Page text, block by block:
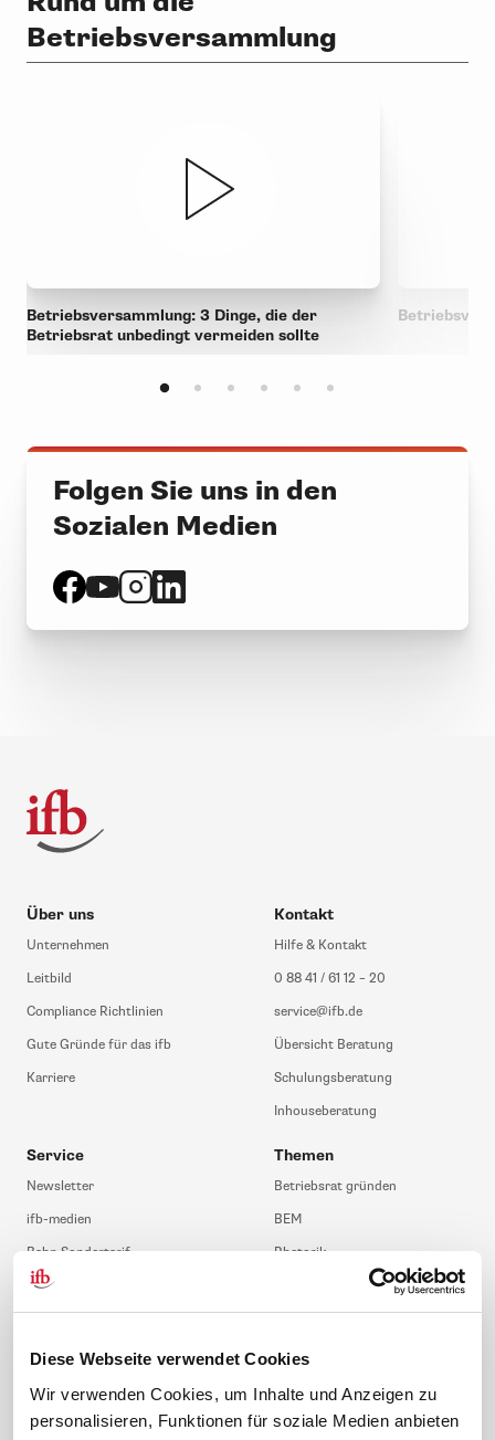
Diese Webseite verwendet Cookies
Wir verwenden Cookies, um Inhalte und Anzeigen zu
personalisieren, Funktionen für soziale Medien anbieten
Betriebsversammlung
Betriebsversammlung: 3 Dinge, die der
Betriebsrat unbedingt vermeiden sollte
Folgen Sie uns in den
Sozialen Medien
Über uns
Unternehmen
Leitbild
Compliance Richtlinien
Gute Gründe für das ifb
Karriere
Kontakt
Hilfe & Kontakt
0 88 41 / 61 12 – 20
service@ifb.de
Übersicht Beratung
Schulungsberatung
Inhouseberatung
Service
Newsletter
ifb-medien
Bahn Sondertarif
meinifb
FAQ
ifb-App Betriebsrat360
Themen
Betriebsrat gründen
BEM
Rhetorik
JAV-Wahl
News. Wissen. Themen. Folgen Sie uns